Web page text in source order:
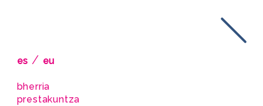
es / eu
bherria
prestakuntza